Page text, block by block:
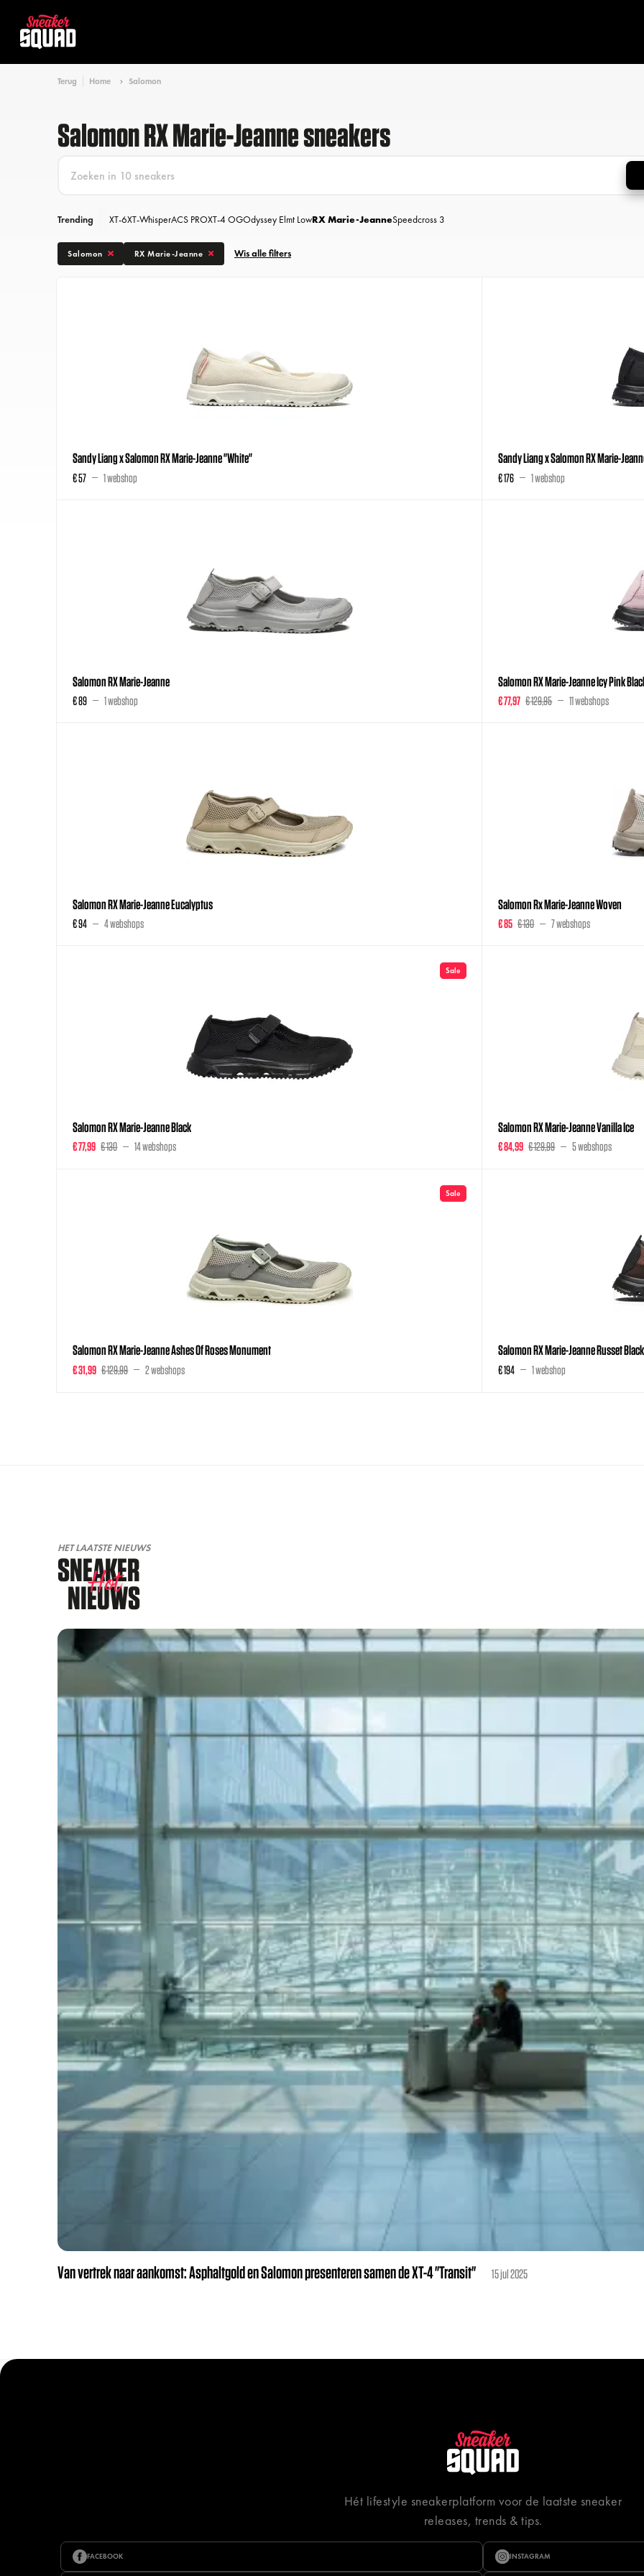
Terug Home Salomon
Salomon RX Marie-Jeanne sneakers
Trending XT-6XT-WhisperACS PROXT-4 OGOdyssey Elmt LowRX Marie-JeanneSpeedcross 3
Salomon RX Marie-Jeanne Wis alle filters
Sandy Liang x Salomon RX Marie-Jeanne "White"
€ 57 1 webshop
Sandy Liang x Salomon RX Marie-
€ 176 1 webshop
Salomon RX Marie-Jeanne
€ 89 1 webshop
Salomon RX Marie-Jeanne Icy Pink
€ 77,97 € 129,95 11 webshops
Salomon RX Marie-Jeanne Eucalyptus
€ 94 4 webshops
Salomon Rx Marie-Jeanne Woven
€ 85 € 130 7 webshops
Sale
Salomon RX Marie-Jeanne Black
€ 77,99 € 130 14 webshops
Salomon RX Marie-Jeanne Vanilla Ice
€ 84,99 € 129,99 5 webshops
Sale
Salomon RX Marie-Jeanne Ashes Of Roses Monument
€ 31,99 € 129,99 2 webshops
Salomon RX Marie-Jeanne Russet Black
€ 194 1 webshop
HET LAATSTE NIEUWS
SNEAKER
NIEUWS
Hot
Van vertrek naar aankomst: Asphaltgold en Salomon presenteren samen de XT-4 "Transit" 15 jul 2025
Hét lifestyle sneakerplatform voor de laatste sneaker
releases, trends & tips.
FACEBOOK INSTAGRAM